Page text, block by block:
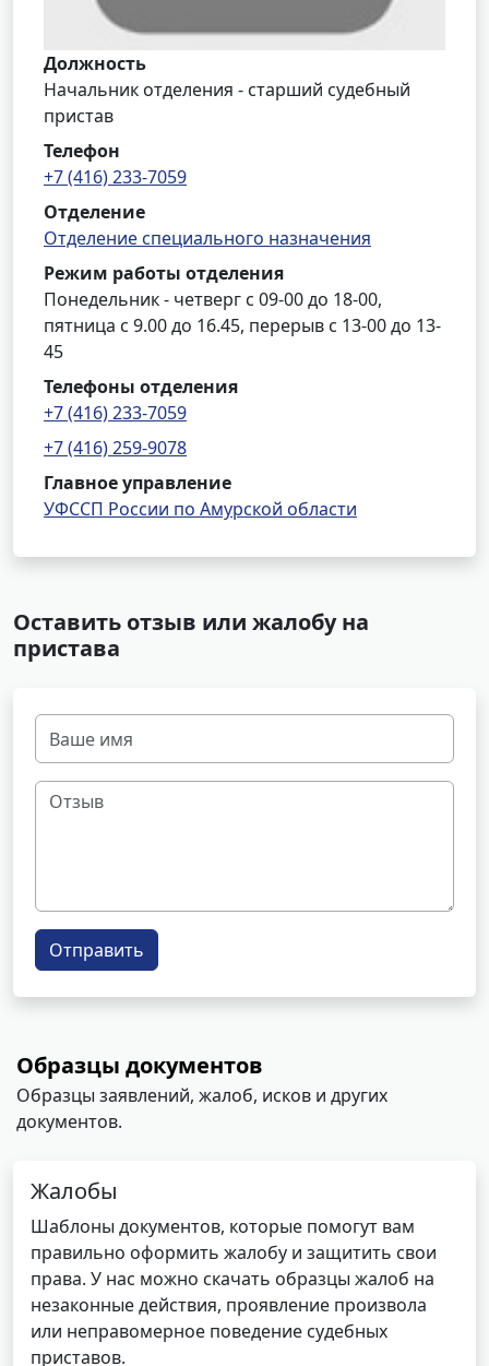
Должность
Начальник отделения - старший судебный
пристав
Телефон
+7 (416) 233-7059
Отделение
Отделение специального назначения
Режим работы отделения
Понедельник - четверг с 09-00 до 18-00,
пятница с 9.00 до 16.45, перерыв с 13-00 до 13-
45
Телефоны отделения
+7 (416) 233-7059
+7 (416) 259-9078
Главное управление
УФССП России по Амурской области
Оставить отзыв или жалобу на
пристава
Отправить
Образцы документов
Образцы заявлений, жалоб, исков и других
документов.
Жалобы
Шаблоны документов, которые помогут вам
правильно оформить жалобу и защитить свои
права. У нас можно скачать образцы жалоб на
незаконные действия, проявление произвола
или неправомерное поведение судебных
приставов.